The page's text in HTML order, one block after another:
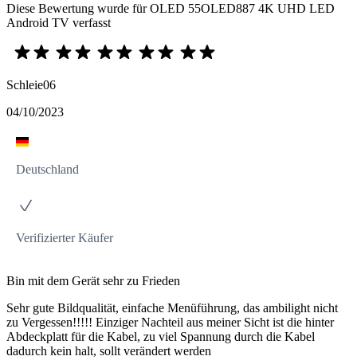
Diese Bewertung wurde für OLED 55OLED887 4K UHD LED
Android TV verfasst
Schleie06
04/10/2023
Deutschland
Verifizierter Käufer
Bin mit dem Gerät sehr zu Frieden
Sehr gute Bildqualität, einfache Menüführung, das ambilight nicht
zu Vergessen!!!!! Einziger Nachteil aus meiner Sicht ist die hinter
Abdeckplatt für die Kabel, zu viel Spannung durch die Kabel
dadurch kein halt, sollt verändert werden